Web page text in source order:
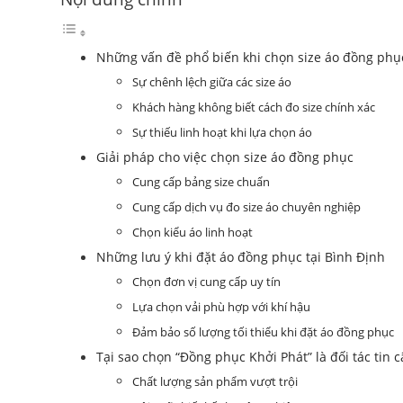
Những vấn đề phổ biến khi chọn size áo đồng
Sự chênh lệch giữa các size áo
Khách hàng không biết cách đo size chính xác
Sự thiếu linh hoạt khi lựa chọn áo
Giải pháp cho việc chọn size áo đồng phục
Cung cấp bảng size chuẩn
Cung cấp dịch vụ đo size áo chuyên nghiệp
Chọn kiểu áo linh hoạt
Những lưu ý khi đặt áo đồng phục tại Bình Định
Chọn đơn vị cung cấp uy tín
Lựa chọn vải phù hợp với khí hậu
Đảm bảo số lượng tối thiểu khi đặt áo đồng phục
Tại sao chọn “Đồng phục Khởi Phát” là đối tác tin
Chất lượng sản phẩm vượt trội